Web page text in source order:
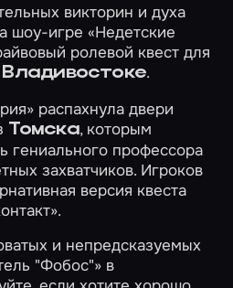
викторин и духа
шоу-игре «Недетские
ролевой квест для
Владивостоке.
распахнула двери
Томска, которым
гениального профессора
захватчиков. Игроков
версия квеста
.
и непредсказуемых
"Фобос"» в